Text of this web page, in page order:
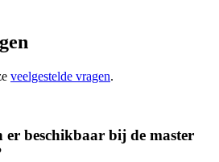
veelgestelde vragen.
er beschikbaar bij de master